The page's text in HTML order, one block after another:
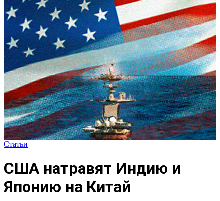
Статьи
США натравят Индию и
Японию на Китай